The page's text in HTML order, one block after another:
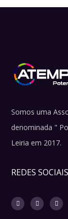
Somos uma
denominada "
Leiria em 2017.
REDES SOCIAIS